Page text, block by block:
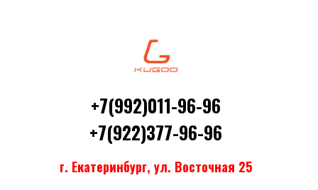
+7(992)011-96-96
+7(922)377-96-96
г. Екатеринбург, ул. Восточная 25